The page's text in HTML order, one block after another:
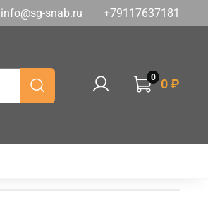
info@sg-snab.ru +79117637181
0 0 ₽